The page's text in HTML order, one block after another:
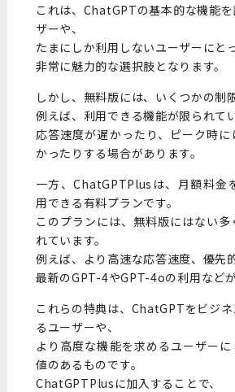
これは、ChatGPTの基本的な機能
ザーや、
たまにしか利用しないユーザーにとっ
非常に魅力的な選択肢となります。
しかし、無料版には、いくつかの制
例えば、利用できる機能が限られてい
応答速度が遅かったり、ピーク時に
かったりする場合があります。
一方、ChatGPTPlusは、月額料金
用できる有料プランです。
このプランには、無料版にはない
れています。
例えば、より高速な応答速度、優先
最新のGPT-4やGPT-4oの利用などが
これらの特典は、ChatGPTをビジ
るユーザーや、
より高度な機能を求めるユーザー
値のあるものです。
ChatGPTPlusに加入することで、